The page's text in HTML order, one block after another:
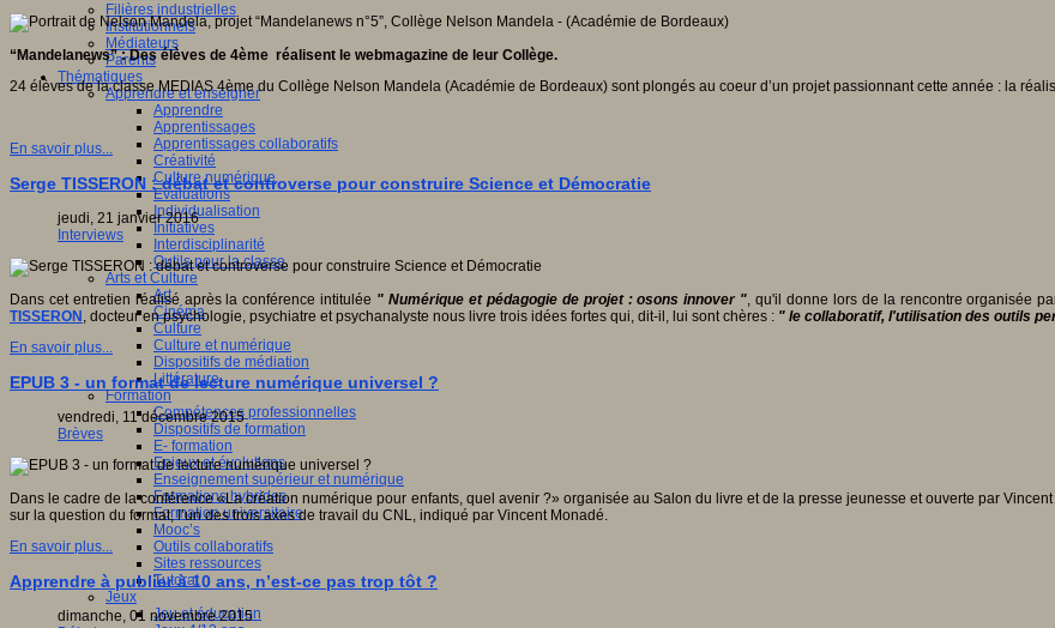
Filières industrielles
Institutionnels
Médiateurs
Parents
Thématiques
Apprendre et enseigner
Apprendre
Apprentissages
Apprentissages collaboratifs
Créativité
Culture numérique
Evaluations
Individualisation
Initiatives
Interdisciplinarité
Outils pour la classe
Arts et Culture
Art
Cinéma
Culture
Culture et numérique
Dispositifs de médiation
Littérature
Formation
Compétences professionnelles
Dispositifs de formation
E- formation
Enjeux et évolutions
Enseignement supérieur et numérique
Formations hybrides
Formation universitaire
Mooc’s
Outils collaboratifs
Sites ressources
Tutorat
Jeux
Jeu et éducation
“Mandelanews” : Des élèves de 4ème réalisent le webmagazine de leur Collège.
24 élèves de la classe MEDIAS 4ème du Collège Nelson Mandela (Académie de Bordeaux) sont plongés au coeur d’un projet passionnant cette année : la
En savoir plus...
Serge TISSERON : débat et controverse pour construire Science et Démocratie
jeudi, 21 janvier 2016
Interviews
Dans cet entretien réalisé après la conférence intitulée " Numérique et pédagogie de projet : osons innover ", qu'il donne lors de la rencontre organisée
TISSERON , docteur en psychologie, psychiatre et psychanalyste nous livre trois idées fortes qui, dit-il, lui sont chères : " le collaboratif, l'utilisation des outils
En savoir plus...
EPUB 3 - un format de lecture numérique universel ?
vendredi, 11 décembre 2015
Brèves
Dans le cadre de la conférence «La création numérique pour enfants, quel avenir ?» organisée au Salon du livre et de la presse jeunesse et ouverte par
sur la question du format, l’un des trois axes de travail du CNL, indiqué par Vincent Monadé.
En savoir plus...
Apprendre à publier à 10 ans, n’est-ce pas trop tôt ?
dimanche, 01 novembre 2015